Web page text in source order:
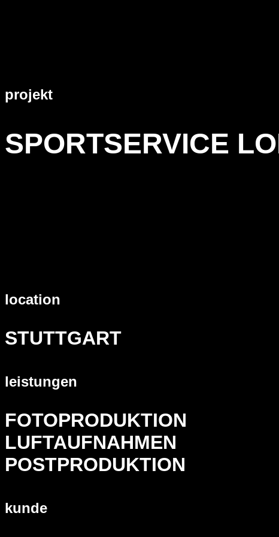
projekt
SPORTSERVICE
location
STUTTGART
leistungen
FOTOPRODUKTION
LUFTAUFNAHMEN
POSTPRODUKTION
kunde